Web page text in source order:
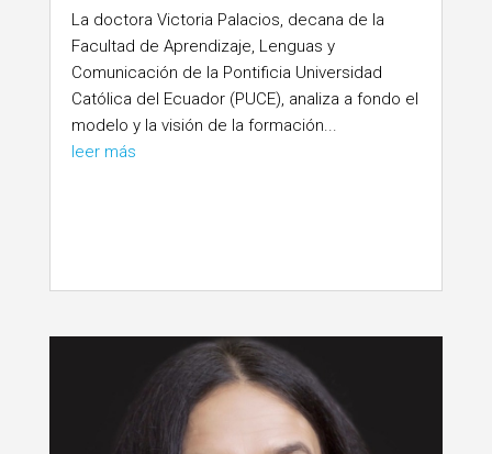
La doctora Victoria Palacios, decana de la
Facultad de Aprendizaje, Lenguas y
Comunicación de la Pontificia Universidad
Católica del Ecuador (PUCE), analiza a fondo el
modelo y la visión de la formación...
leer más